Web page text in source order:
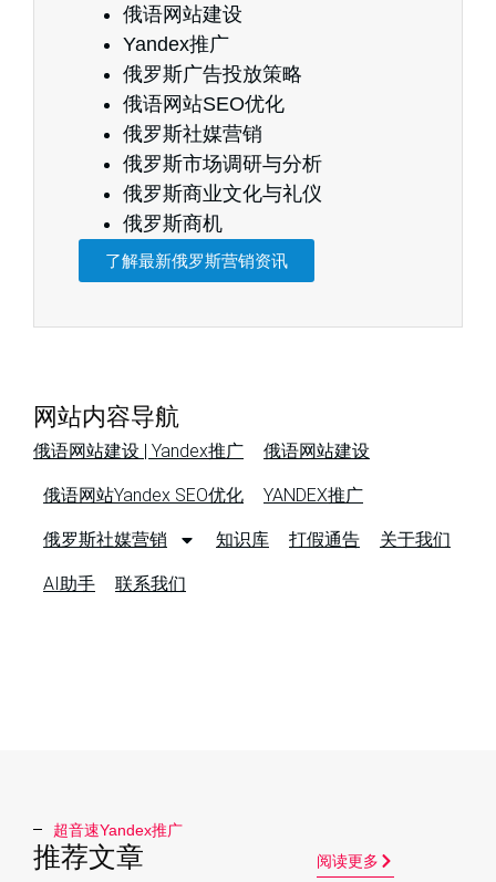
俄语网站建设
Yandex推广
俄罗斯广告投放策略
俄语网站SEO优化
俄罗斯社媒营销
俄罗斯市场调研与分析
俄罗斯商业文化与礼仪
俄罗斯商机
了解最新俄罗斯营销资讯
网站内容导航
俄语网站建设 | Yandex推广 俄语网站建设
俄语网站Yandex SEO优化 YANDEX推广
俄罗斯社媒营销 知识库 打假通告 关于我们
AI助手 联系我们
超音速Yandex推广​
推荐文章 阅读更多